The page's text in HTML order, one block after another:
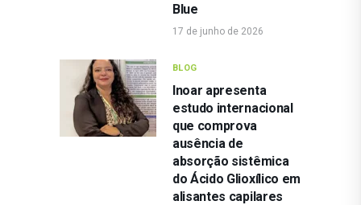
Blue
17 de junho de 2026
BLOG
Inoar apresenta
estudo internacional
que comprova
ausência de
absorção sistêmica
do Ácido Glioxílico em
alisantes capilares